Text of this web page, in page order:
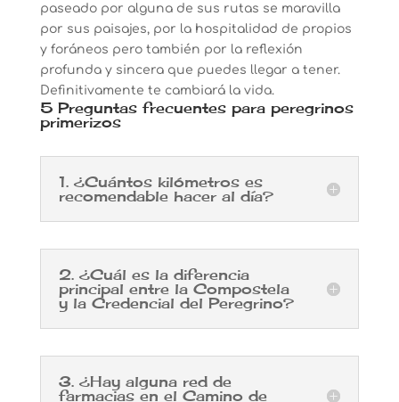
paseado por alguna de sus rutas se maravilla
por sus paisajes, por la hospitalidad de propios
y foráneos pero también por la reflexión
profunda y sincera que puedes llegar a tener.
Definitivamente te cambiará la vida.
5 Preguntas frecuentes para peregrinos
primerizos
1. ¿Cuántos kilómetros es
recomendable hacer al día?
2. ¿Cuál es la diferencia
principal entre la Compostela
y la Credencial del Peregrino?
3. ¿Hay alguna red de
farmacias en el Camino de